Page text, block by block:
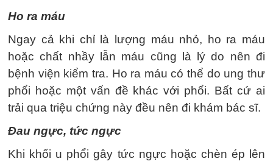
Ho ra máu
Ngay cả khi chỉ là lượng máu nhỏ, ho ra máu
hoặc chất nhầy lẫn máu cũng là lý do nên đi
bệnh viện kiểm tra. Ho ra máu có thể do ung thư
phổi hoặc một vấn đề khác với phổi. Bất cứ ai
trải qua triệu chứng này đều nên đi khám bác sĩ.
Đau ngực, tức ngực
Khi khối u phổi gây tức ngực hoặc chèn ép lên